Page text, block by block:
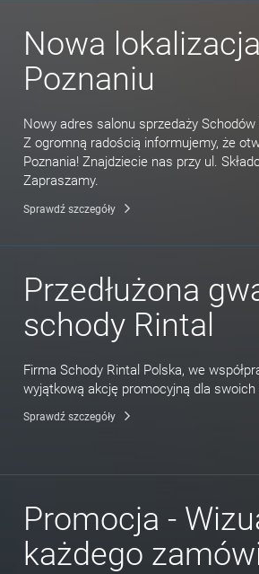
Nowa
Poznaniu
Nowy adres salonu sprzedaży
Z ogromną radością informujemy, że
Poznania! Znajdziecie nas przy ul.
Zapraszamy.
Sprawdź szczegóły
Przedłużona
schody Rintal
Firma Schody Rintal Polska, we
wyjątkową akcję promocyjną dla swoich
Sprawdź szczegóły
Promocja -
każdego